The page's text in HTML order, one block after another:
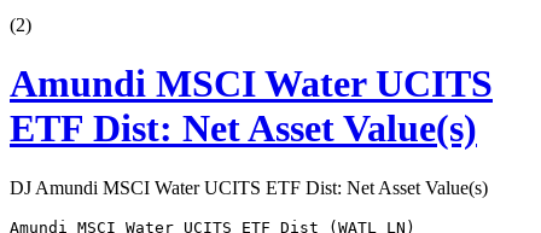
(2)
Amundi MSCI Water UCITS
ETF Dist: Net Asset Value(s)
DJ Amundi MSCI Water UCITS ETF Dist: Net Asset Value(s)
Amundi MSCI Water UCITS ETF Dist (WATL LN)